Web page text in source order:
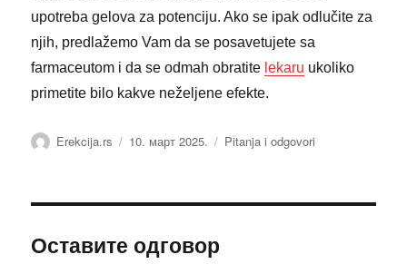
upotreba gelova za potenciju. Ako se ipak odlučite za
njih, predlažemo Vam da se posavetujete sa
farmaceutom i da se odmah obratite lekaru ukoliko
primetite bilo kakve neželjene efekte.
Аутор
Erekcija.rs Објављено
10. март 2025. Категорије
Pitanja i odgovori
Оставите одговор